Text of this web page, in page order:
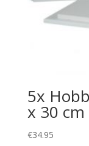
5x
x 30 cm
€34.95